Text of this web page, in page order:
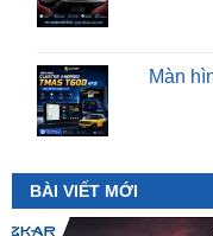
Màn
BÀI VIẾT MỚI